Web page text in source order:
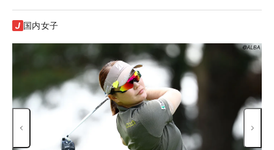
国内女子